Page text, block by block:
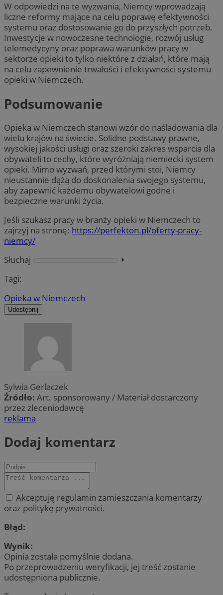
W odpowiedzi na te wyzwania, Niemcy wprowadzają
liczne reformy mające na celu poprawę efektywności
systemu oraz dostosowanie go do przyszłych potrzeb.
Inwestycje w nowoczesne technologie, rozwój usług
telemedycyny oraz poprawa warunków pracy w
sektorze opieki to tylko niektóre z działań, które mają
na celu zapewnienie trwałości i efektywności systemu
opieki w Niemczech.
Podsumowanie
Opieka w Niemczech stanowi wzór do naśladowania dla
wielu krajów na świecie. Solidne podstawy prawne,
wysokiej jakości usługi oraz szeroki zakres wsparcia dla
obywateli to cechy, które wyróżniają niemiecki system
opieki. Mimo wyzwań, przed którymi stoi, Niemcy
nieustannie dążą do doskonalenia swojego systemu,
aby zapewnić każdemu obywatelowi godne i
bezpieczne warunki życia.
Jeśli szukasz pracy w branży opieki w Niemczech to
zajrzyj na stronę: https://perfekton.pl/oferty-pracy-
niemcy/
Słuchaj
⏵︎
Tagi:
Opieka w Niemczech
Udostępnij
Sylwia Gerlaczek
Źródło: Art. sponsorowany / Materiał dostarczony
przez zleceniodawcę
reklama
Dodaj komentarz
Akceptuję regulamin zamieszczania komentarzy
oraz politykę prywatności.
Błąd:
Wynik:
Opinia została pomyślnie dodana.
Po przeprowadzeniu weryfikacji, jej treść zostanie
udostępniona publicznie.